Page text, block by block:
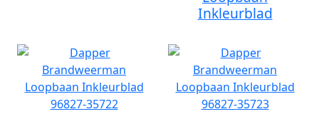
Inkleurblad